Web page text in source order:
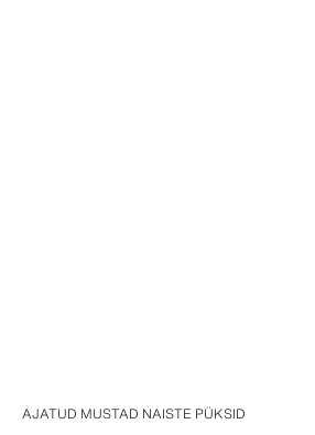
AJATUD MUSTAD NAISTE PÜKSID